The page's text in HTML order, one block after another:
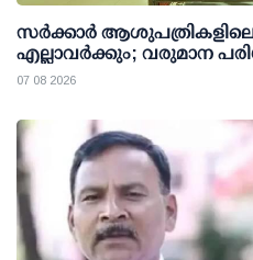
സര്‍ക്കാര്‍
എല്ലാവര്‍ക്കും; വരുമാന
07 08 2026